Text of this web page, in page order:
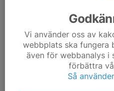
Här hamnar automatiskt de
att kunna börja administrera
höger.
Vi använder oss av
webbplats ska fungera
även för webbanalys i
förbättra
Så